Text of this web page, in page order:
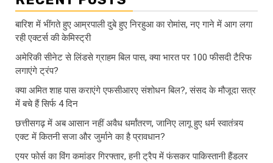
बारिश में भींगते हुए आम्रपाली दुबे हुए निरहुआ का रोमांस, नए गाने में आग लगा
रही एक्टर्स की केमिस्ट्री
अमेरिकी सीनेट से लिंडसे ग्राहम बिल पास, क्या भारत पर 100 फीसदी टैरिफ
लगाएंगे ट्रंप?
क्या अमित शाह पास कराएंगे एफसीआरए संशोधन बिल?, संसद के मौजूदा सत्र
में बचे हैं सिर्फ 4 दिन
छत्तीसगढ़ में अब आसान नहीं अवैध धर्मांतरण, जानिए लागू हुए धर्म स्वातंत्र्य
एक्ट में कितनी सजा और जुर्माने का है प्रावधान?
एयर फोर्स का विंग कमांडर गिरफ्तार, हनी ट्रैप में फंसकर पाकिस्तानी हैंडलर